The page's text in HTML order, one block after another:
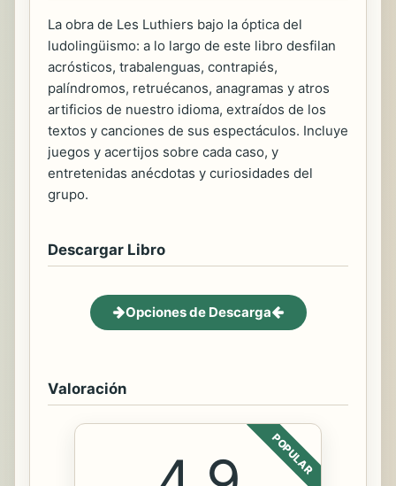
La obra de Les Luthiers bajo la óptica del
ludolingüismo: a lo largo de este libro desfilan
acrósticos, trabalenguas, contrapiés,
palíndromos, retruécanos, anagramas y atros
artificios de nuestro idioma, extraídos de los
textos y canciones de sus espectáculos. Incluye
juegos y acertijos sobre cada caso, y
entretenidas anécdotas y curiosidades del
grupo.
Descargar Libro
Opciones de Descarga
Valoración
POPULAR